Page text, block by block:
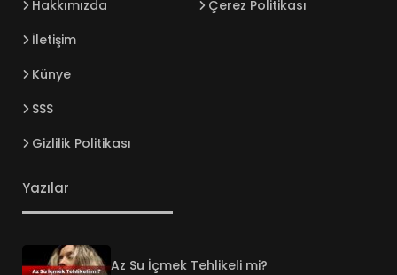
Hakkımızda
İletişim
Künye
SSS
Gizlilik Politikası
Çerez Politikası
Yazılar
Az Su İçmek Tehlikeli mi?